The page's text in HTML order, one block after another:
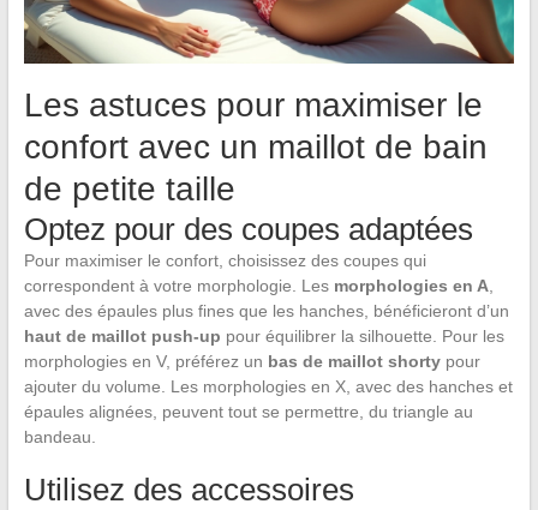
Les astuces pour maximiser le
confort avec un maillot de bain
de petite taille
Optez pour des coupes adaptées
Pour maximiser le confort, choisissez des coupes qui
correspondent à votre morphologie. Les morphologies en A,
avec des épaules plus fines que les hanches, bénéficieront d’un
haut de maillot push-up pour équilibrer la silhouette. Pour les
morphologies en V, préférez un bas de maillot shortypour
ajouter du volume. Les morphologies en X, avec des hanches et
épaules alignées, peuvent tout se permettre, du triangle au
bandeau.
Utilisez des accessoires